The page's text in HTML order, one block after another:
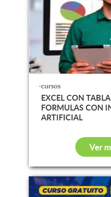
-cursos
EXCEL CON
FORMULAS CON
ARTIFICIAL
Ver